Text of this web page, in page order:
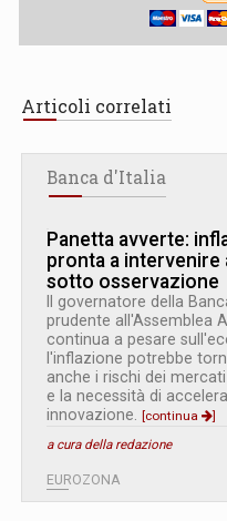
Articoli correlati
Banca d'Italia
Panetta avverte:
pronta a intervenire
sotto osservazione
Il governatore della
prudente all'Assemblea
continua a pesare
l'inflazione potrebbe
anche i rischi dei
e la necessità di
innovazione. [continua
]
a cura della redazione
EUROZONA